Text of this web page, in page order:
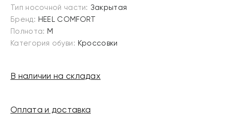
Тип носочной части: Закрытая
Бренд: HEEL COMFORT
Полнота: M
Категория обуви: Кроссовки
В наличии на складах
Оплата и доставка